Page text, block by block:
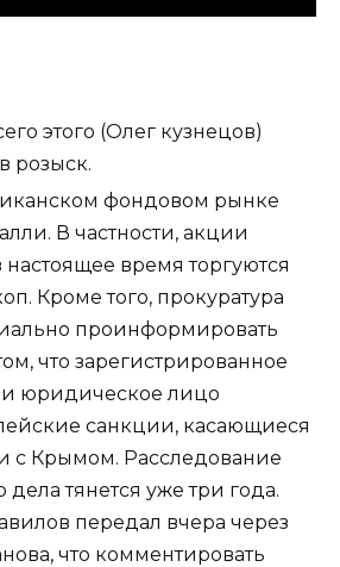
этого (Олег кузнецов)
розыск.
фондовом рынке
В частности, акции
настоящее время торгуются
Кроме того, прокуратура
проинформировать
что зарегистрированное
юридическое лицо
санкции, касающиеся
с Крымом. Расследование
дела тянется уже три года.
передал вчера через
что комментировать